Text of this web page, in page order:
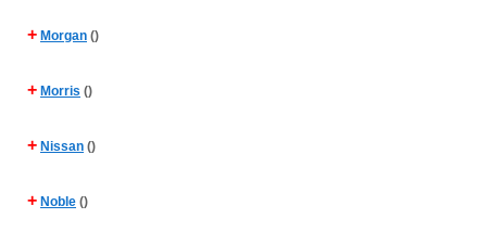
+ Morgan ()
+ Morris ()
+ Nissan ()
+ Noble ()